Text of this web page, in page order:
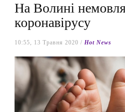
На Волині
коронавірусу
10:55, 13 Травня 2020 / Hot News